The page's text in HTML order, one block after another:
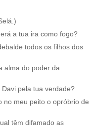
a tua ira como fogo?
todos os filhos dos
alma do poder da
pela tua verdade?
no meu peito o opróbrio de
têm difamado as